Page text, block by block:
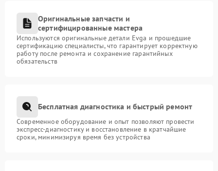
Оригинальные запчасти и
сертифицированные мастера
Используются оригинальные детали Evga и прошедшие
сертификацию специалисты, что гарантирует корректную
работу после ремонта и сохранение гарантийных
обязательств
Бесплатная диагностика и быстрый ремонт
Современное оборудование и опыт позволяют провести
экспресс-диагностику и восстановление в кратчайшие
сроки, минимизируя время без устройства